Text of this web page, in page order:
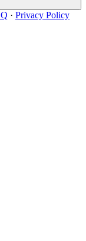
· Privacy Policy